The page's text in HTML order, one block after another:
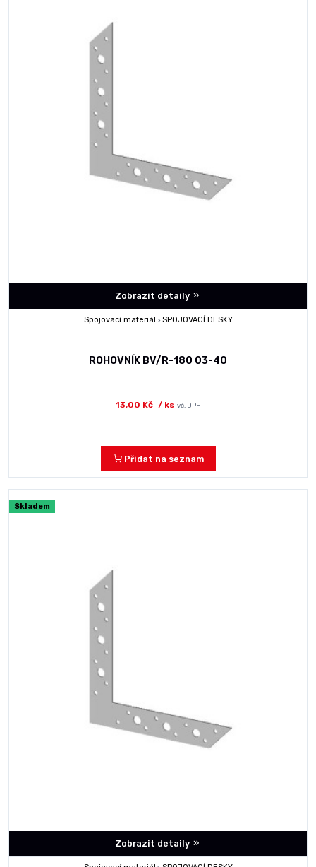
Zobrazit detaily
Spojovací materiál >SPOJOVACÍ DESKY
ROHOVNÍK BV/R-180 03-40
13,00 Kč / ks vč. DPH
Přidat na seznam
Skladem
Zobrazit detaily